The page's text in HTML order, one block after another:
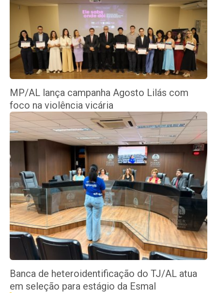
MP/AL lança campanha Agosto Lilás com
foco na violência vicária
Banca de heteroidentificação do TJ/AL atua
em seleção para estágio da Esmal